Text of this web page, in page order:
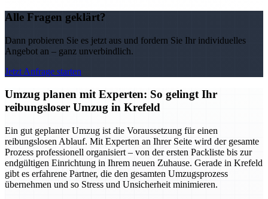
Alle Fragen geklärt?
Dann probieren Sie es jetzt aus und fordern Sie Ihr individuelles
Angebot an – ganz unverbindlich.
Jetzt Anfrage starten
Umzug planen mit Experten: So gelingt Ihr
reibungsloser Umzug in Krefeld
Ein gut geplanter Umzug ist die Voraussetzung für einen
reibungslosen Ablauf. Mit Experten an Ihrer Seite wird der gesamte
Prozess professionell organisiert – von der ersten Packliste bis zur
endgültigen Einrichtung in Ihrem neuen Zuhause. Gerade in Krefeld
gibt es erfahrene Partner, die den gesamten Umzugsprozess
übernehmen und so Stress und Unsicherheit minimieren.